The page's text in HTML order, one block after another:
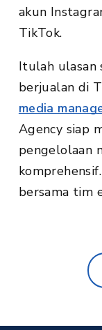
akun
TikTok.
Itulah ulasan
berjualan di
media
Agency siap
pengelolaan
bersama tim